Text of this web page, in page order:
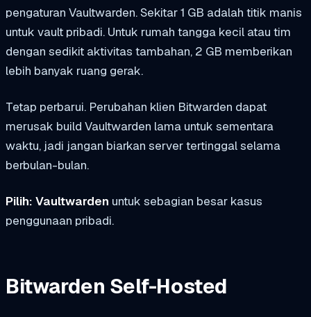
pengaturan Vaultwarden. Sekitar 1 GB adalah titik manis
untuk vault pribadi. Untuk rumah tangga kecil atau tim
dengan sedikit aktivitas tambahan, 2 GB memberikan
lebih banyak ruang gerak.
Tetap perbarui. Perubahan klien Bitwarden dapat
merusak build Vaultwarden lama untuk sementara
waktu, jadi jangan biarkan server tertinggal selama
berbulan-bulan.
Pilih: Vaultwarden untuk sebagian besar kasus
penggunaan pribadi.
Bitwarden Self-Hosted